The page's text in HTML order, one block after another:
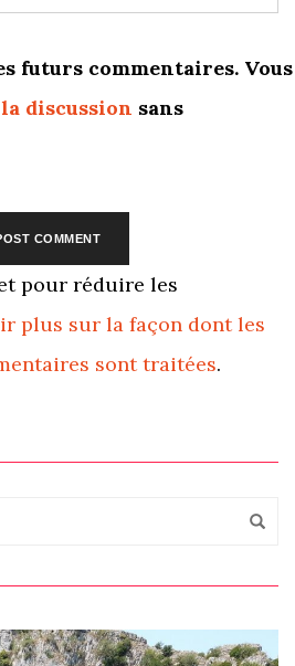
futurs commentaires. Vous
discussion sans
pour réduire les
plus sur la façon dont les
sont traitées.